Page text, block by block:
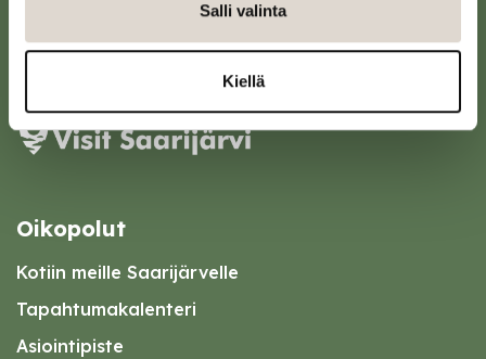
Salli valinta
Kiellä
kirjaamo@saarijarvi.fi
Karttapalvelu
Oikopolut
Kotiin meille Saarijärvelle
Tapahtumakalenteri
Asiointipiste